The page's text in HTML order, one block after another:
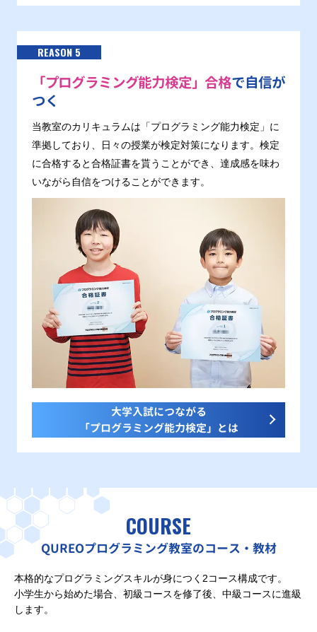
REASON 5
「プログラミング能力検定」合格で自信が
つく
当教室のカリキュラムは「プログラミング能力検定」に
準拠しており、日々の授業が検定対策になります。検定
に合格すると合格証書を貰うことができ、達成感を味わ
いながら自信をつけることができます。
大学入試につながる
「プログラミング能力検定」とは
COURSE
QUREOプログラミング教室のコース・教材
本格的なプログラミングスキルが身につく2コース構成です。
小学生から始めた場合、初級コースを修了後、中級コースに進級
します。